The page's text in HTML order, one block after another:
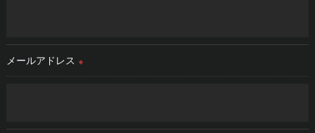
理対策を実施します。
メールアドレス ※